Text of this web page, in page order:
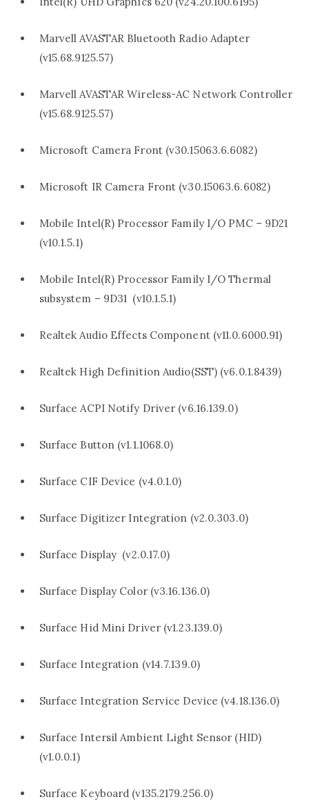
Marvell AVASTAR Bluetooth Radio Adapter
(v15.68.9125.57)
Marvell AVASTAR Wireless-AC Network Controller
(v15.68.9125.57)
Microsoft Camera Front (v30.15063.6.6082)
Microsoft IR Camera Front (v30.15063.6.6082)
Mobile Intel(R) Processor Family I/O PMC – 9D21
(v10.1.5.1)
Mobile Intel(R) Processor Family I/O Thermal
subsystem – 9D31 (v10.1.5.1)
Realtek Audio Effects Component (v11.0.6000.91)
Realtek High Definition Audio(SST) (v6.0.1.8439)
Surface ACPI Notify Driver (v6.16.139.0)
Surface Button (v1.1.1068.0)
Surface CIF Device (v4.0.1.0)
Surface Digitizer Integration (v2.0.303.0)
Surface Display (v2.0.17.0)
Surface Display Color (v3.16.136.0)
Surface Hid Mini Driver (v1.23.139.0)
Surface Integration (v14.7.139.0)
Surface Integration Service Device (v4.18.136.0)
Surface Intersil Ambient Light Sensor (HID)
(v1.0.0.1)
Surface Keyboard (v135.2179.256.0)